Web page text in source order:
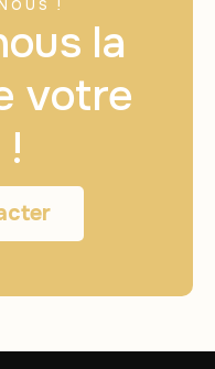
!
la
votre